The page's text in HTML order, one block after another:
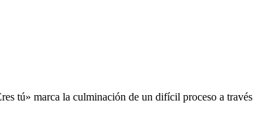
tú» marca la culminación de un difícil proceso a través